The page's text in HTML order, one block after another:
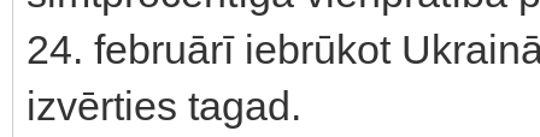
24. februārī iebrūkot
izvērties tagad.